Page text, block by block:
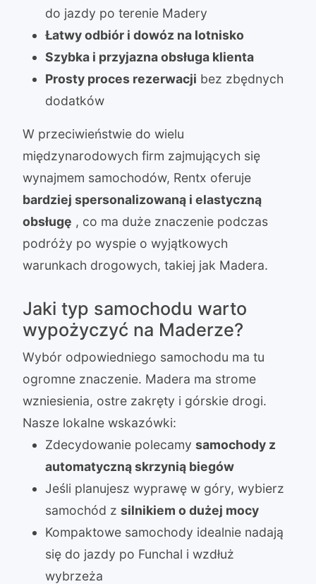
do jazdy po terenie Madery
Łatwy odbiór i dowóz na lotnisko
Szybka i przyjazna obsługa klienta
Prosty proces rezerwacji bez zbędnych
dodatków
W przeciwieństwie do wielu
międzynarodowych firm zajmujących się
wynajmem samochodów, Rentx oferuje
bardziej spersonalizowaną i elastyczną
obsługę , co ma duże znaczenie podczas
podróży po wyspie o wyjątkowych
warunkach drogowych, takiej jak Madera.
Jaki typ samochodu warto
wypożyczyć na Maderze?
Wybór odpowiedniego samochodu ma tu
ogromne znaczenie. Madera ma strome
wzniesienia, ostre zakręty i górskie drogi.
Nasze lokalne wskazówki:
Zdecydowanie polecamy samochody z
automatyczną skrzynią biegów
Jeśli planujesz wyprawę w góry, wybierz
samochód z silnikiem o dużej mocy
Kompaktowe samochody idealnie nadają
się do jazdy po Funchal i wzdłuż
wybrzeża